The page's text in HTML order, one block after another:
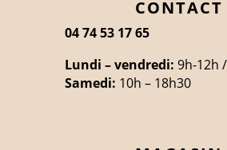
CONTACT
04 74 53 17 65
Lundi – vendredi: 9h-12h
Samedi: 10h – 18h30